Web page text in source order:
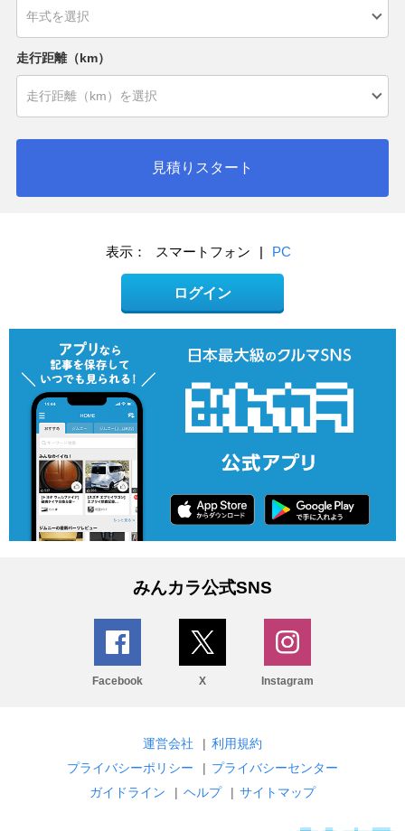
走行距離（km）
見積りスタート
表示： スマートフォン | PC
ログイン
みんカラ公式SNS
Facebook X Instagram
運営会社 | 利用規約
プライバシーポリシー
| プライバシーセンター
ガイドライン
| ヘルプ | サイトマップ